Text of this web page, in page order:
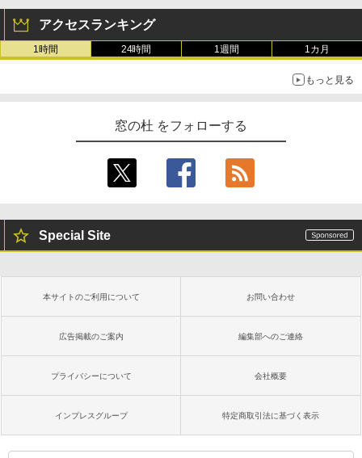
アクセスランキング
1時間 24時間 1週間 1カ月
もっと見る
窓の杜 をフォローする
Special Site
本サイトのご利用について お問い合わせ
広告掲載のご案内 編集部へのご連絡
プライバシーについて 会社概要
インプレスグループ 特定商取引法に基づく表示